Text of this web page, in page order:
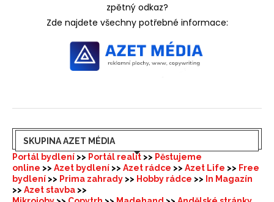
SKUPINA AZET MÉDIA
Portál bydlení >> Portál realit >> Pěstujeme
online >> Azet bydlení >> Azet rádce >> Azet Life >> Free
bydlení >> Prima zahrady >> Hobby rádce >> In Magazín
>> Azet stavba >>
zpětný odkaz?
Zde najdete všechny potřebné informace: